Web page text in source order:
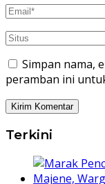
Simpan nama,
peramban ini
Terkini